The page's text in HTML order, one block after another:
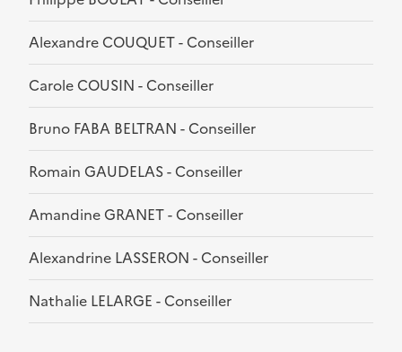
Alexandre COUQUET - Conseiller
Carole COUSIN - Conseiller
Bruno FABA BELTRAN - Conseiller
Romain GAUDELAS - Conseiller
Amandine GRANET - Conseiller
Alexandrine LASSERON - Conseiller
Nathalie LELARGE - Conseiller